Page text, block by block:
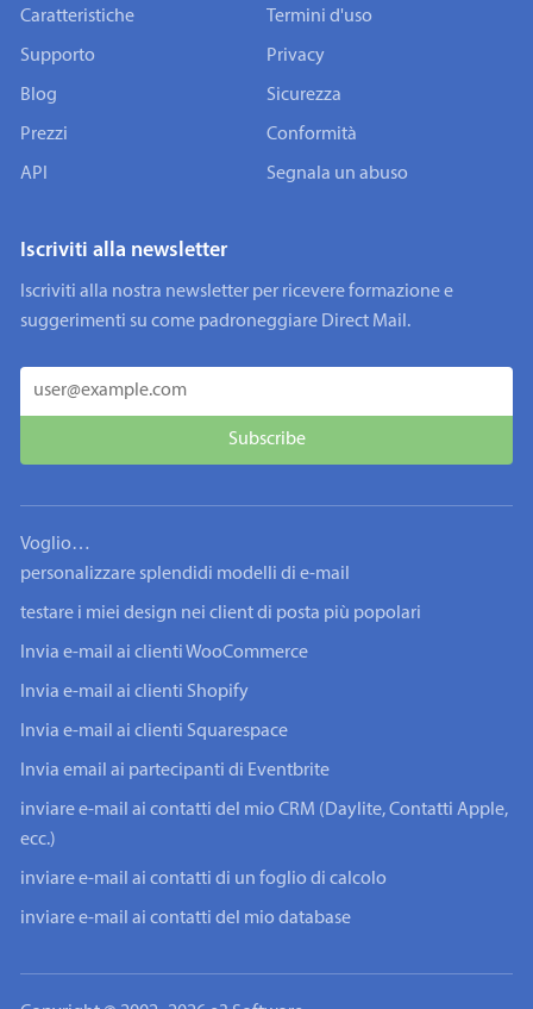
Caratteristiche
Supporto
Blog
Prezzi
API
Termini d'uso
Privacy
Sicurezza
Conformità
Segnala un abuso
Iscriviti alla newsletter
Iscriviti alla nostra newsletter per ricevere formazione e
suggerimenti su come padroneggiare Direct Mail.
Voglio…
personalizzare splendidi modelli di e-mail
testare i miei design nei client di posta più popolari
Invia e-mail ai clienti WooCommerce
Invia e-mail ai clienti Shopify
Invia e-mail ai clienti Squarespace
Invia email ai partecipanti di Eventbrite
inviare e-mail ai contatti del mio CRM (Daylite, Contatti Apple,
ecc.)
inviare e-mail ai contatti di un foglio di calcolo
inviare e-mail ai contatti del mio database